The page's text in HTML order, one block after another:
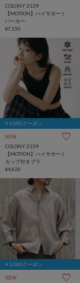
COLONY 2139
【MOTION】ハイサポート
パーカー
¥7,150
￥1,000クーポン
NEW
COLONY 2139
【MOTION】ハイサポート
カップ付きブラ
¥4,620
￥1,000クーポン
NEW